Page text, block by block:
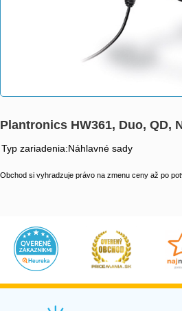
Plantronics HW361, Duo, QD,
Typ zariadenia:Náhlavné sady
Obchod si vyhradzuje právo na zmenu ceny až po